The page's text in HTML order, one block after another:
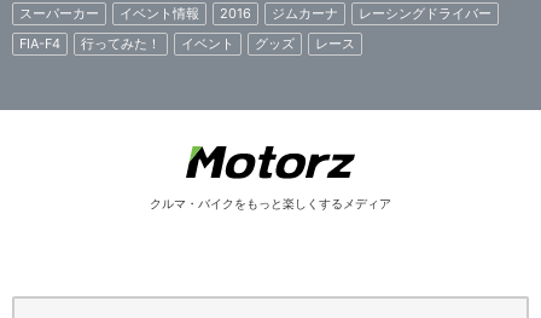
スーパーカー
イベント情報 2016 ジムカーナ
レーシングドライバー
FIA-F4
行ってみた！ イベント グッズ レース
クルマ・バイクをもっと楽しくするメディア